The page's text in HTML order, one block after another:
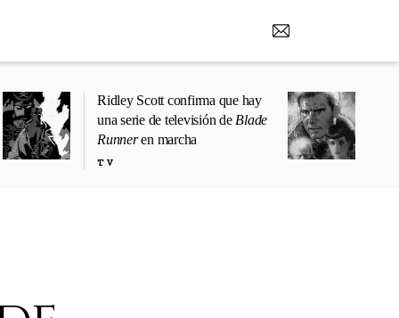
Ridley Scott confirma que hay
una serie de televisión de Blade
Runneren marcha
TV